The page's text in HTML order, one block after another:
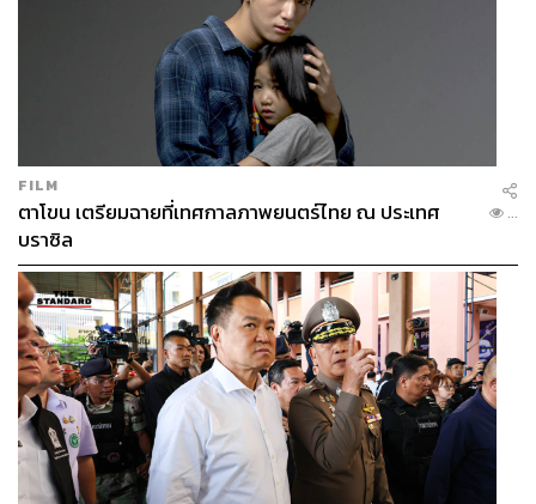
FILM
ตาโขน เตรียมฉายที่เทศกาลภาพยนตร์ไทย ณ ประเทศ
บราซิล
...